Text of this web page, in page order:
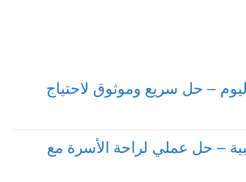
– حل سريع وموثوق لاحتياج
– حل عملي لراحة الأسرة مع